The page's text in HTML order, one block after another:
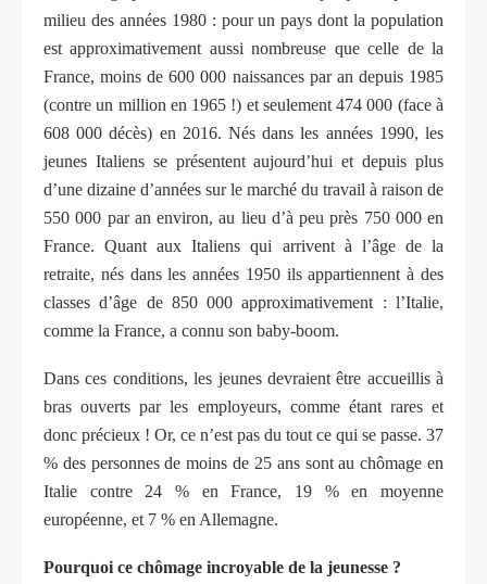
milieu des années 1980 : pour un pays dont la population
est approximativement aussi nombreuse que celle de la
France, moins de 600 000 naissances par an depuis 1985
(contre un million en 1965 !) et seulement 474 000 (face à
608 000 décès) en 2016. Nés dans les années 1990, les
jeunes Italiens se présentent aujourd’hui et depuis plus
d’une dizaine d’années sur le marché du travail à raison de
550 000 par an environ, au lieu d’à peu près 750 000 en
France. Quant aux Italiens qui arrivent à l’âge de la
retraite, nés dans les années 1950 ils appartiennent à des
classes d’âge de 850 000 approximativement : l’Italie,
comme la France, a connu son baby-boom.
Dans ces conditions, les jeunes devraient être accueillis à
bras ouverts par les employeurs, comme étant rares et
donc précieux ! Or, ce n’est pas du tout ce qui se passe. 37
% des personnes de moins de 25 ans sont au chômage en
Italie contre 24 % en France, 19 % en moyenne
européenne, et 7 % en Allemagne.
Pourquoi ce chômage incroyable de la jeunesse ?